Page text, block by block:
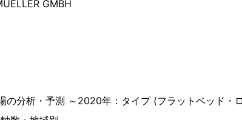
GMBH
の分析・予測 ～2020年：タイプ (フラットベッド・